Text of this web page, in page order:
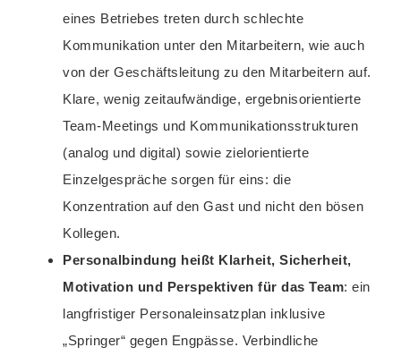
eines Betriebes treten durch schlechte
Kommunikation unter den Mitarbeitern, wie auch
von der Geschäftsleitung zu den Mitarbeitern auf.
Klare, wenig zeitaufwändige, ergebnisorientierte
Team-Meetings und Kommunikationsstrukturen
(analog und digital) sowie zielorientierte
Einzelgespräche sorgen für eins: die
Konzentration auf den Gast und nicht den bösen
Kollegen.
Personalbindung heißt Klarheit, Sicherheit,
Motivation und Perspektiven für das Team: ein
langfristiger Personaleinsatzplan inklusive
„Springer“ gegen Engpässe. Verbindliche